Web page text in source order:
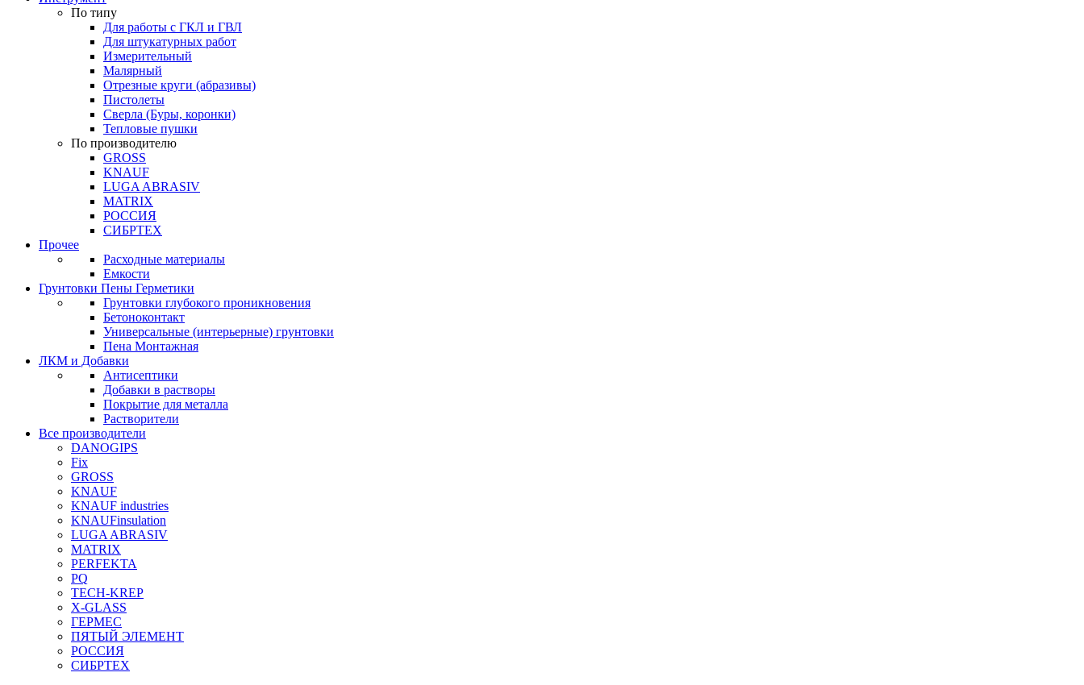
По типу
Для работы с ГКЛ и ГВЛ
Для штукатурных работ
Измерительный
Малярный
Отрезные круги (абразивы)
Пистолеты
Сверла (Буры, коронки)
Тепловые пушки
По производителю
GROSS
KNAUF
LUGA ABRASIV
MATRIX
РОССИЯ
СИБРТЕХ
Прочее
Расходные материалы
Емкости
Грунтовки Пены Герметики
Грунтовки глубокого проникновения
Бетоноконтакт
Универсальные (интерьерные) грунтовки
Пена Монтажная
ЛКМ и Добавки
Антисептики
Добавки в растворы
Покрытие для металла
Растворители
Все производители
DANOGIPS
Fix
GROSS
KNAUF
KNAUF industries
KNAUFinsulation
LUGA ABRASIV
MATRIX
PERFEKTA
PQ
TECH-KREP
X-GLASS
ГЕРМЕС
ПЯТЫЙ ЭЛЕМЕНТ
РОССИЯ
СИБРТЕХ